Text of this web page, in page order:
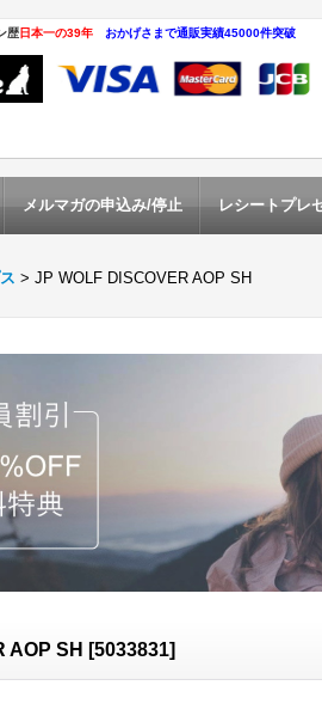
歴日本一の39年 おかげさまで通販実績45000件突破
メルマガの申込み/停止 レシートプレ
> JP WOLF DISCOVER AOP SH
AOP SH [5033831]